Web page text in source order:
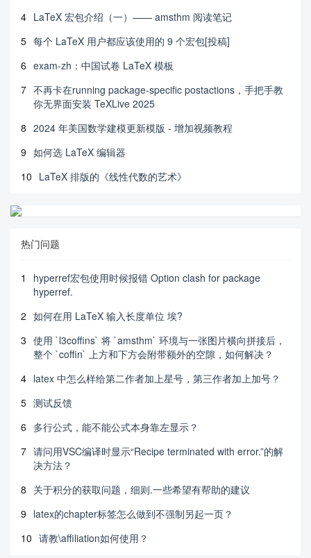
4 LaTeX 宏包介绍（一）—— amsthm 阅读笔记
5 每个 LaTeX 用户都应该使用的 9 个宏包[投稿]
6 exam-zh：中国试卷 LaTeX 模板
7 不再卡在running package-specific postactions，手把手教
你无界面安装 TeXLive 2025
8 2024 年美国数学建模更新模版 - 增加视频教程
9 如何选 LaTeX 编辑器
10 LaTeX 排版的《线性代数的艺术》
热门问题
1
hyperref宏包使用时候报错 Option clash for package
hyperref.
2 如何在用 LaTeX 输入长度单位 埃?
3 使用 `l3coffins` 将 `amsthm` 环境与一张图片横向拼接后，
整个 `coffin` 上方和下方会附带额外的空隙，如何解决？
4 latex 中怎么样给第二作者加上星号，第三作者加上加号？
5 测试反馈
6 多行公式，能不能公式本身靠左显示？
7 请问用VSC编译时显示“Recipe terminated with error.”的解
决方法？
8 关于积分的获取问题，细则.一些希望有帮助的建议
9 latex的chapter标签怎么做到不强制另起一页？
10 请教\affiliation如何使用？